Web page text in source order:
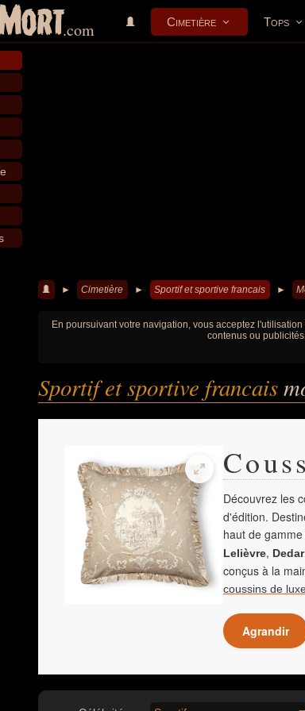
.com Cimetière Tops
► Cimetière ► Sportif et sportive francais ►
En poursuivant votre navigation, vous acceptez
contenus ou
Sportif et sportive francais
Découvrez les
d'édition.
haut de
Lelièvre, Dedar
conçus à la
coussins de
Agrandir